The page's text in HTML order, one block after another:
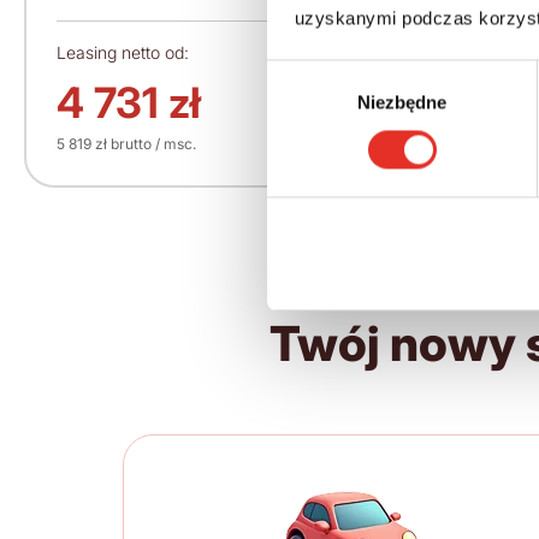
uzyskanymi podczas
Niezbędne
Leasing netto od:
4 731 zł
5 819 zł brutto / msc.
372 616 zł
Twój nowy